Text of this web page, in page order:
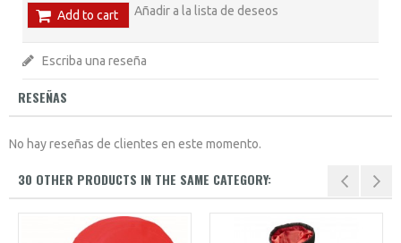
Add to cart Añadir a la lista de deseos
Escriba una reseña
RESEÑAS
No hay reseñas de clientes en este momento.
30 OTHER PRODUCTS IN THE SAME CATEGORY: